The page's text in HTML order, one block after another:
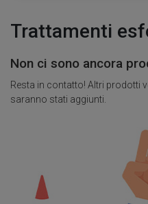
Trattamenti
Non ci sono ancora
Resta in contatto! Altri prodotti
saranno stati aggiunti.